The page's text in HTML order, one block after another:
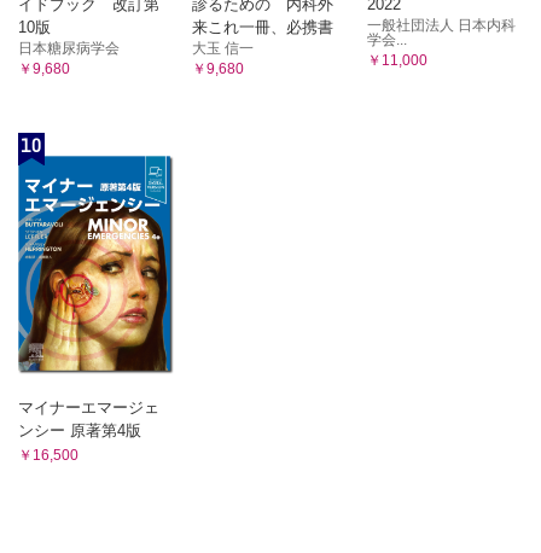
イドブック 改訂第
10版
日本糖尿病学会
￥9,680
診るための 内科外
来これ一冊、必携書
大玉 信一
￥9,680
2022
一般社団法人 日本内科
学会...
￥11,000
10
マイナーエマージェ
ンシー 原著第4版
￥16,500